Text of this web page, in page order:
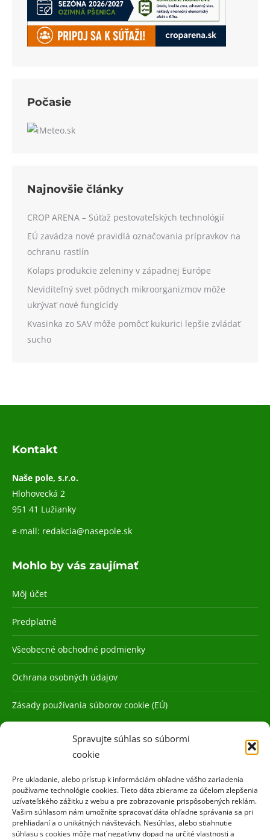
Spravujte súhlas so súbormi
cookie
Pre ukladanie, alebo prístup k informáciám ohľadne vášho zariadenia
používame technológie cookies. Tieto dáta zbierame za účelom zlepšenia
uzívateľského zážitku z webu a pre zobrazovanie prispôsobených reklám.
Vašim súhlasom nám umožníte spracovať dáta ohľadne správania sa pri
prehliadaní a o unikátných návštevách. Nesúhlas, alebo stiahnutie
súhlasu s cookies môže mať negatívny dopad na určité vlastnosti a
Počasie
Najnovšie články
CROP ARENA – Súťaž pestovateľských technológií
EÚ zavádza nové pravidlá označovania prípravkov na
ochranu rastlín
Kolaps produkcie zeleniny v západnej Európe
Neviditeľný svet pôdnych mikroorganizmov môže
ukrývať nové fungicídy
Kvasinka zo SAV môže pomôcť kukurici lepšie zvládať
sucho
Kontakt
Naše pole, s.r.o.
Hlohovecká 2
951 41 Lužianky
e-mail: redakcia@nasepole.sk
Mohlo by vás zaujímať
Môj účet
Predplatné
Všeobecné obchodné podmienky
Ochrana osobných údajov
Zásady používania súborov cookie (EÚ)